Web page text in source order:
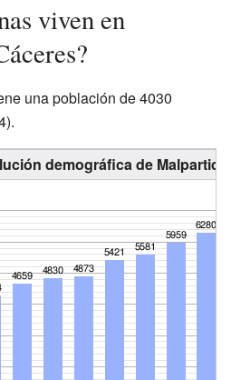
viven en
una población de 4030
demográfica de